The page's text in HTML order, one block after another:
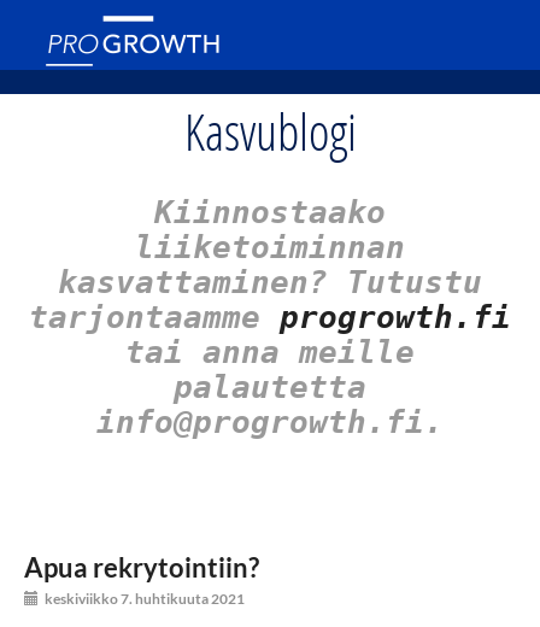
Kasvublogi
Kiinnostaako
liiketoiminnan
kasvattaminen? Tutustu
tarjontaamme progrowth.fi
tai anna meille
palautetta
info@progrowth.fi.
Apua rekrytointiin?
keskiviikko 7. huhtikuuta 2021